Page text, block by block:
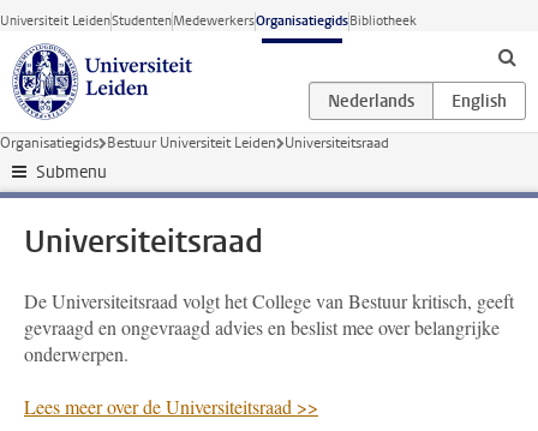
Ga direct naar de inhoud
Universiteit LeidenStudentenMedewerkersOrganisatiegidsBibliotheek
Organisatiegids Bestuur Universiteit Leiden Universiteitsraad
Submenu
Universiteitsraad
De Universiteitsraad volgt het College van Bestuur kritisch, geeft
gevraagd en ongevraagd advies en beslist mee over belangrijke
onderwerpen.
Lees meer over de Universiteitsraad >>